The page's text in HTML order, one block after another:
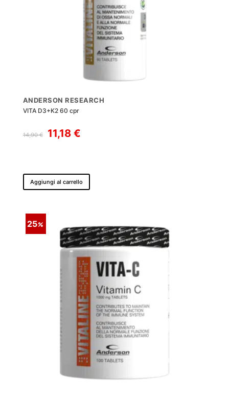
ANDERSON RESEARCH
VITA D3+K2 60 cpr
14,90€
Il
prezzo
14,90 €.
11,18 €Il
11,18 €.
Aggiungi al carrello
25